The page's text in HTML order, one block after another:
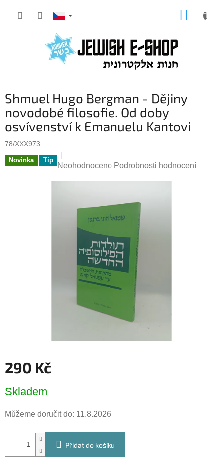
Shmuel Hugo Bergman - Dějiny
novodobé filosofie. Od doby
osvívenství k Emanuelu Kantovi
78/XXX973
Novinka Tip
Průměrné
hvězdiček.
Neohodnoceno Podrobnosti hodnocení
290 Kč
cena:
Skladem
Můžeme doručit do: 11.8.2026
Přidat do košíku